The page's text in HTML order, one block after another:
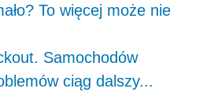
To więcej może nie
Samochodów
ciąg dalszy...